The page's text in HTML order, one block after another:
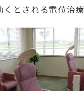
とされる電位治療